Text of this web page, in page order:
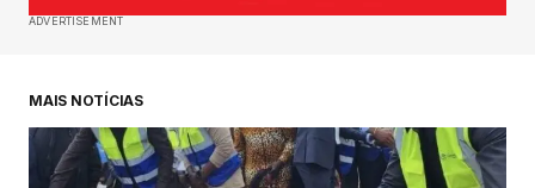
ADVERTISEMENT
MAIS NOTÍCIAS